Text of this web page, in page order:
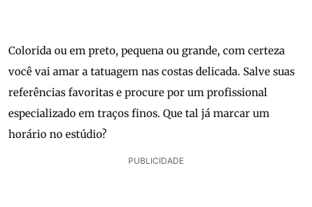
Colorida ou em preto, pequena ou grande, com certeza
você vai amar a tatuagem nas costas delicada. Salve suas
referências favoritas e procure por um profissional
especializado em traços finos. Que tal já marcar um
horário no estúdio?
PUBLICIDADE